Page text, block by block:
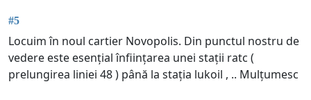
#5
Locuim în noul cartier Novopolis. Din punctul nostru de
vedere este esențial înființarea unei stații ratc (
prelungirea liniei 48 ) până la stația lukoil , .. Mulțumesc